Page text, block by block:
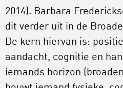
2014). Barbara
dit verder uit in de
De kern hiervan is:
aandacht, cognitie en
iemands horizon